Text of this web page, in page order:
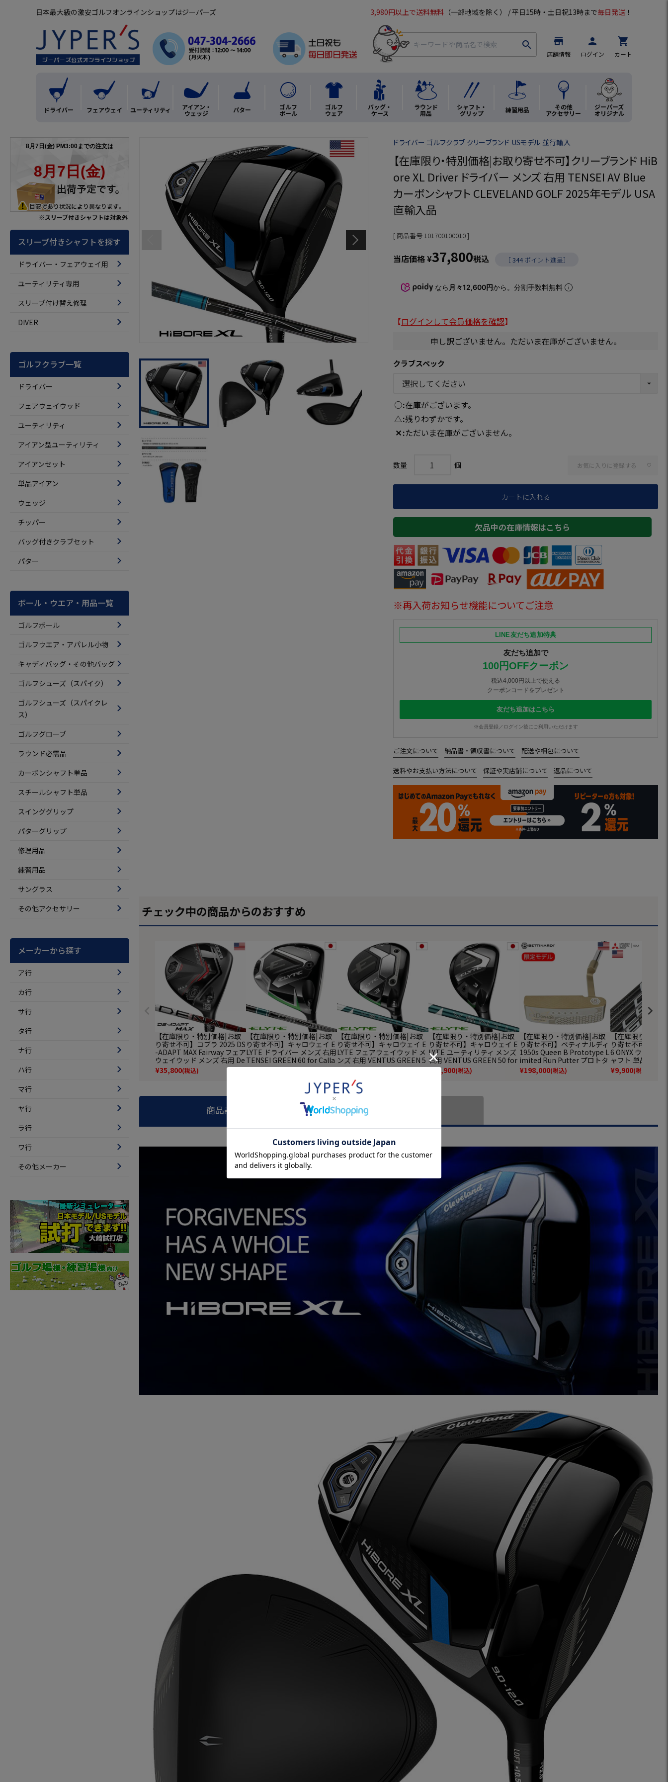
日本最大級の激安ゴルフオンラインショップはジーパーズ 3,980円以上で送料無料 （一部地域を除く） / 平日15時・土日祝13時まで毎日発送 ！
search store
店舗情報
person
ログイン
shopping_cart
カート
ドライバー フェアウェイ ユーティリティ アイアン・
ウェッジ パター ゴルフ
ボール
ゴルフ
ウェア
バッグ・
ケース
ラウンド
用品
シャフト・
グリップ 練習用品 その他
アクセサリー
ジーパーズ
オリジナル
※スリーブ付きシャフトは対象外
スリーブ付きシャフトを探す
ドライバー・フェアウェイ用
ユーティリティ専用
スリーブ付け替え修理
DIVER
ゴルフクラブ一覧
ドライバー
フェアウェイウッド
ユーティリティ
アイアン型ユーティリティ
アイアンセット
単品アイアン
ウェッジ
チッパー
バッグ付きクラブセット
パター
ボール・ウエア・用品一覧
ゴルフボール
ゴルフウエア・アパレル小物
キャディバッグ・その他バッグ
ゴルフシューズ（スパイク）
ゴルフシューズ（スパイクレ
ス）
ゴルフグローブ
ラウンド必需品
カーボンシャフト単品
スチールシャフト単品
スインググリップ
パターグリップ
修理用品
練習用品
サングラス
その他アクセサリー
メーカーから探す
ア行
カ行
サ行
タ行
ナ行
ハ行
マ行
ヤ行
ラ行
ワ行
その他メーカー
ドライバー ゴルフクラブ クリーブランド USモデル 並行輸入
【在庫限り・特別価格|お取り寄せ不可】クリーブランド HiB
ore XL Driver ドライバー メンズ 右用 TENSEI AV Blue
カーボンシャフト CLEVELAND GOLF 2025年モデル USA
直輸入品
商品番号 101700100010
当店価格¥37,800税込 ［344 ポイント進呈］
なら 月々12,600円から。分割手数料無料
【ログインして会員価格を確認】
申し訳ございません。ただいま在庫がございません。
クラブスペック
○ 在庫がございます。
△ 残りわずかです。
✕ ただいま在庫がございません。
お気に入りに登録する
カートに入れる
欠品中の在庫情報はこちら
※再入荷お知らせ機能についてご注意
LINE友だち追加特典
友だち追加で
100円OFFクーポン
税込4,000円以上で使える
クーポンコードをプレゼント
友だち追加はこちら
※会員登録／ログイン後にご利用いただけます
ご注文について 納品書・領収書について 配送や梱包について
送料やお支払い方法について 保証や実店舗について 返品について
チェック中の商品からのおすすめ
【在庫限り・特別価格|お取
り寄せ不可】コブラ 2025 DS
-ADAPT MAX Fairway フェア
ウェイウッド メンズ 右用 De
nali Red 60 カーボンシャフ
ト装着 USA直輸入品 ゴルフ
¥35,800(税込)
【在庫限り・特別価格|お取
り寄せ不可】キャロウェイ E
LYTE ドライバー メンズ 右用
TENSEI GREEN 60 for Calla
way カーボンシャフト 日本
¥36,800
【在庫限り・特別価格|お取
り寄せ不可】キャロウェイ E
LYTE フェアウェイウッド メ
ンズ 右用 VENTUS GREEN 5
0 for Callaway カーボンシャ
ル Callaway ゴルフクラブ
¥27,800
【在庫限り・特別価格|お取
り寄せ不可】キャロウェイ E
LYTE ユーティリティ メンズ
右用 VENTUS GREEN 50 for
Callaway カーボンシャフト
日本正規品 2025年モデル Ca
¥26,900(税込)
【在庫限り・特別価格|お取
り寄せ不可】ベティナルディ
1950s Queen B Prototype L
imited Run Putter プロトタ
イプ 限定パター メンズ 右用
34インチ USA直輸入品 BET
¥198,000(税込)
【在庫限り・特
り寄せ不可】三
6 ONYX ウッド用
ャフト 単品 ゴル
入品 2025年モデ
単品 並行輸入
¥9,900(税込)
商品説明